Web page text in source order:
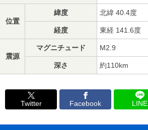
位置
緯度 北緯 40.4度
経度 東経 141.6度
震源
マグニチュード M2.9
深さ 約110km
Twitter Facebook LINE